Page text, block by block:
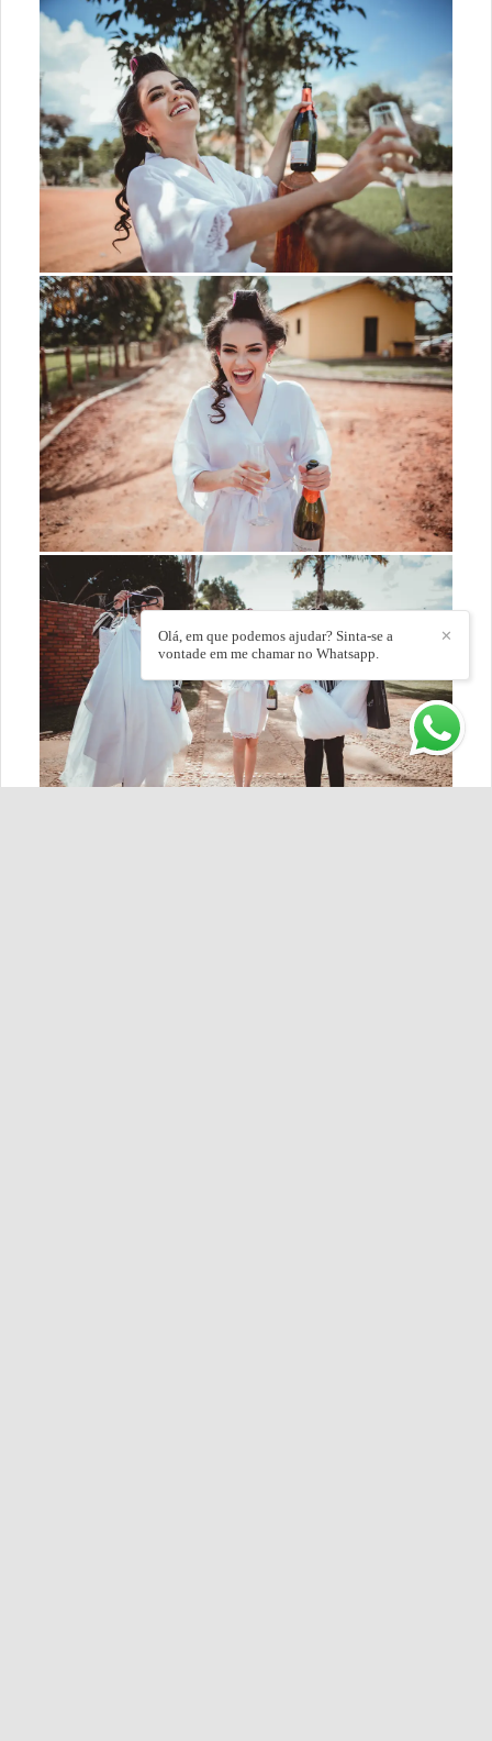
✕
Olá, em que podemos ajudar? Sinta-se a
vontade em me chamar no Whatsapp.